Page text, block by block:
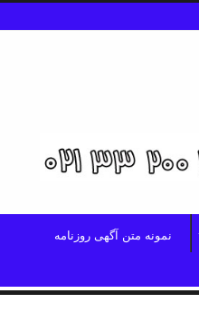
نمونه متن آگهی روزنامه